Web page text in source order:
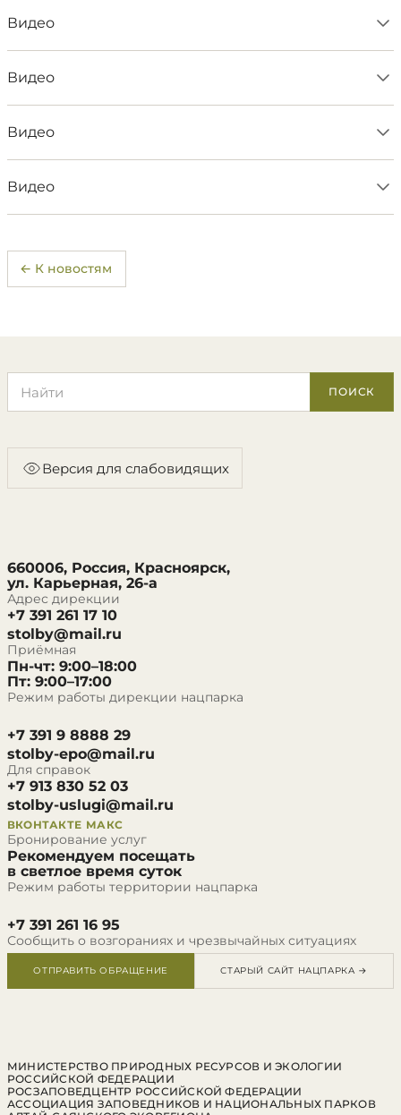
Видео
Видео
Видео
Видео
← К новостям
ПОИСК
Версия для слабовидящих
660006, Россия, Красноярск,
ул. Карьерная, 26-а
Адрес дирекции
+7 391 261 17 10
stolby@mail.ru
Приёмная
Пн-чт: 9:00–18:00
Пт: 9:00–17:00
Режим работы дирекции нацпарка
+7 391 9 8888 29
stolby-epo@mail.ru
Для справок
+7 913 830 52 03
stolby-uslugi@mail.ru
ВКОНТАКТЕ МАКС
Бронирование услуг
Рекомендуем посещать
в светлое время суток
Режим работы территории нацпарка
+7 391 261 16 95
Сообщить о возгораниях и чрезвычайных ситуациях
ОТПРАВИТЬ ОБРАЩЕНИЕ СТАРЫЙ САЙТ НАЦПАРКА →
МИНИСТЕРСТВО ПРИРОДНЫХ РЕСУРСОВ И ЭКОЛОГИИ
РОССИЙСКОЙ ФЕДЕРАЦИИ
РОСЗАПОВЕДЦЕНТР РОССИЙСКОЙ ФЕДЕРАЦИИ
АССОЦИАЦИЯ ЗАПОВЕДНИКОВ И НАЦИОНАЛЬНЫХ ПАРКОВ